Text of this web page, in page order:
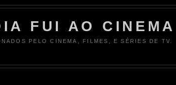
FUI AO CINEMA
PELO CINEMA, FILMES, E SÉRIES DE TV.